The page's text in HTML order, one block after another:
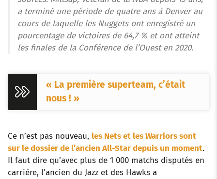
a terminé une période de quatre ans à Denver au
cours de laquelle les Nuggets ont enregistré un
pourcentage de victoires de 64,7 % et ont atteint
les finales de la Conférence de l’Ouest en 2020.
« La première superteam, c’était
nous ! »
Ce n’est pas nouveau, les Nets et les Warriors sont
sur le dossier de l’ancien All-Star depuis un moment.
Il faut dire qu’avec plus de 1 000 matchs disputés en
carrière, l’ancien du Jazz et des Hawks a